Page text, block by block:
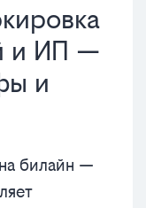
и ИП —
и
билайн —